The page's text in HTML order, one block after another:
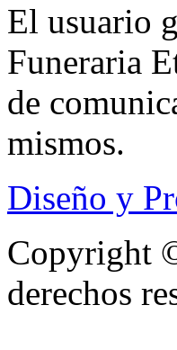
El usuario
Funeraria
de
mismos.
Diseño y
Copyright
derechos